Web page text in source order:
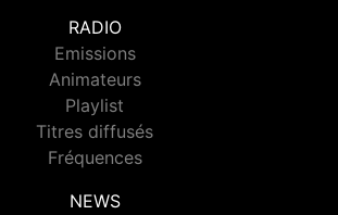
RADIO
Emissions
Animateurs
Playlist
Titres diffusés
Fréquences
NEWS